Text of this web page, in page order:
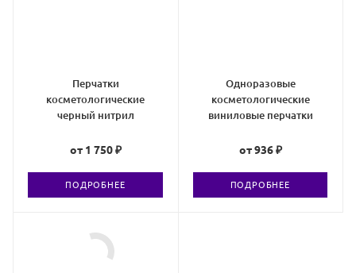
Перчатки
косметологические
черный нитрил
от 1 750 ₽
ПОДРОБНЕЕ
Одноразовые
косметологические
виниловые перчатки
от936 ₽
ПОДРОБНЕЕ